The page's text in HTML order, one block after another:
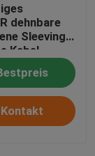
dehnbare
Sleeving
Kabel-
Kontakt